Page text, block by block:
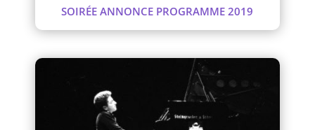
SOIRÉE ANNONCE PROGRAMME 2019